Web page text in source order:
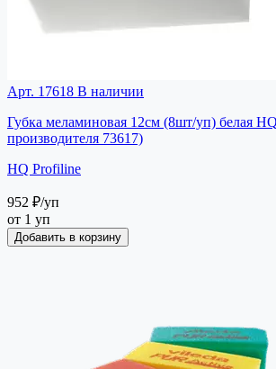
Арт. 17618 В наличии
Губка меламиновая 12см (8шт/уп) белая
производителя 73617)
HQ Profiline
952 ₽/уп
от 1 уп
Добавить в корзину